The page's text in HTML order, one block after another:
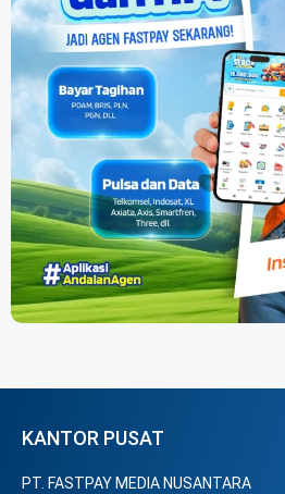
KANTOR PUSAT
PT. FASTPAY MEDIA NUSANTARA